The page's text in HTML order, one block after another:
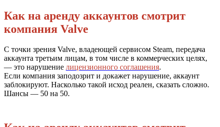
Как на аренду аккаунтов смотрит
компания Valve
С точки зрения Valve, владеющей сервисом Steam, передача
аккаунта третьим лицам, в том числе в коммерческих целях,
— это нарушение лицензионного соглашения.
Если компания заподозрит и докажет нарушение, аккаунт
заблокируют. Насколько такой исход реален, сказать сложно.
Шансы — 50 на 50.